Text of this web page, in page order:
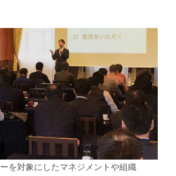
を対象にしたマネジメントや組織